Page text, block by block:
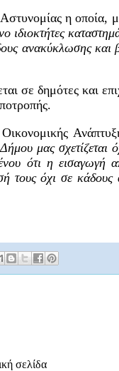
η οποία,
ιδιοκτήτες
ανακύκλωσης και
σε δημότες και
μας σχετίζεται
ότι η εισαγωγή
τους όχι σε
σελίδα